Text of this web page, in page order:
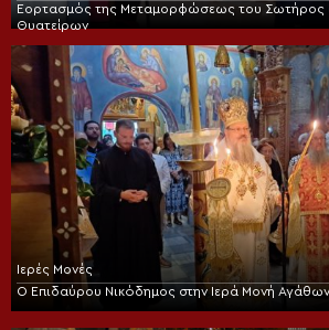
Εορτασμός της Μεταμορφώσεως του Σωτήρος
Θυατείρων
Ιερές Μονές
Ο Επιδαύρου Νικόδημος στην Ιερά Μονή